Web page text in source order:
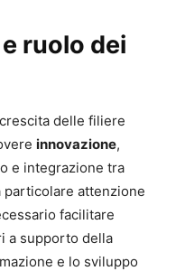
ruolo dei
delle filiere
innovazione,
e integrazione tra
attenzione
facilitare
a supporto della
e lo sviluppo